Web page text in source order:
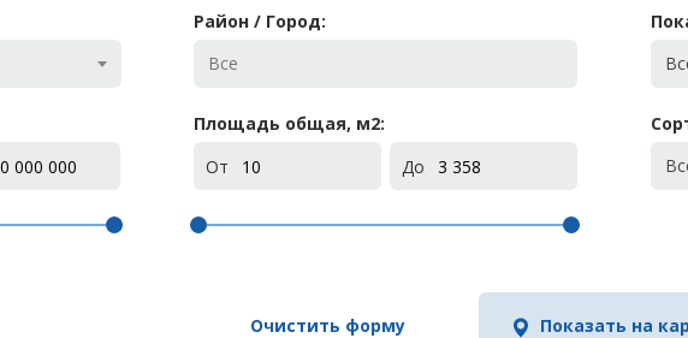
Район / Город:
Площадь общая, м2:
От
До
Очистить форму Показать на